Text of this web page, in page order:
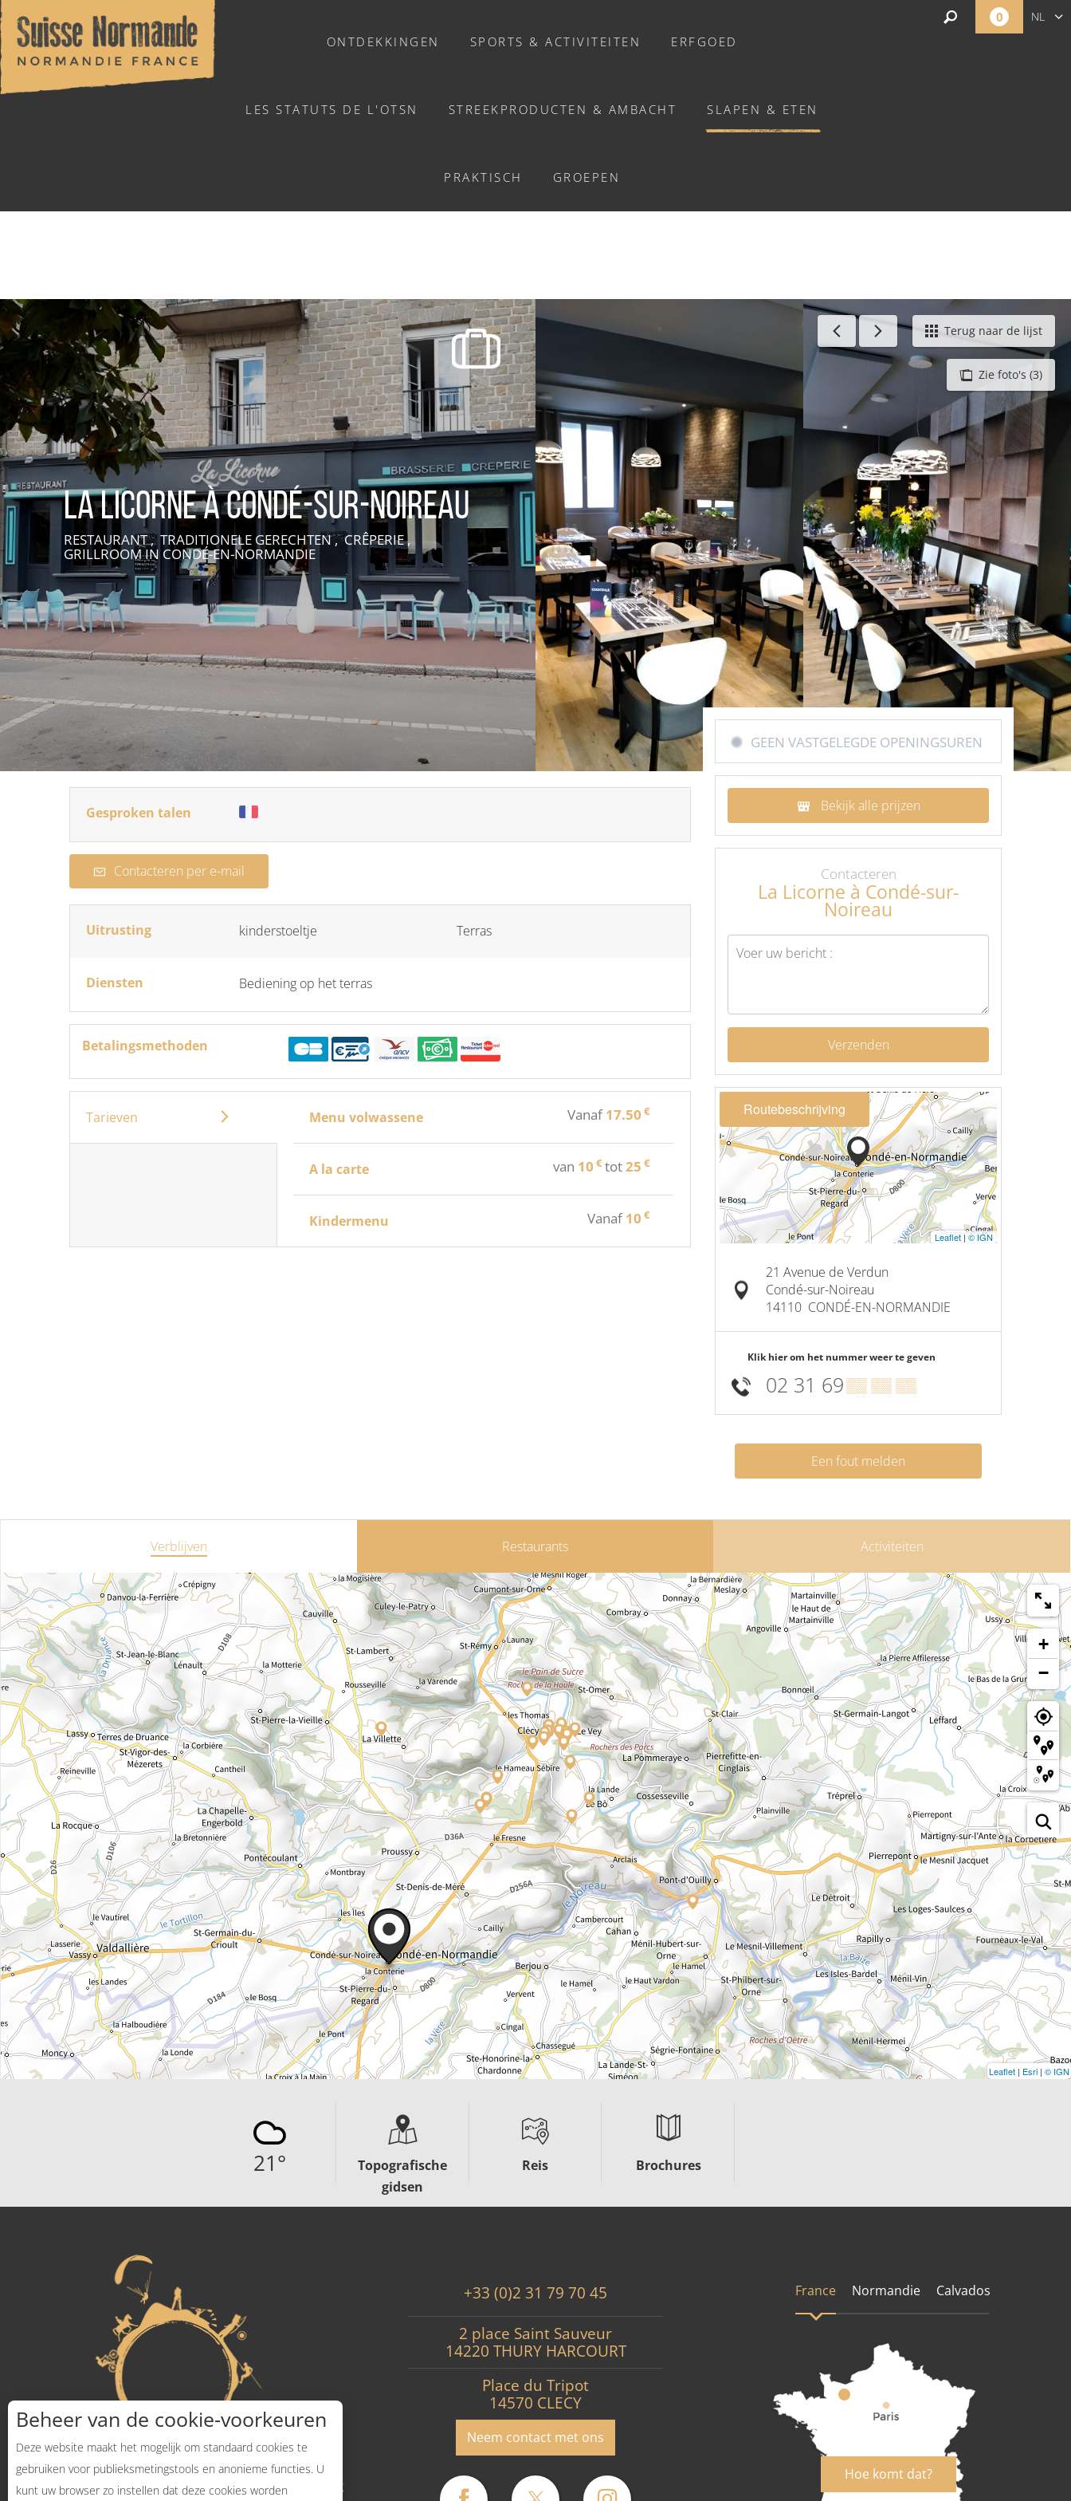
ONTDEKKINGEN SPORTS & ACTIVITEITEN ERFGOED
LES STATUTS DE L'OTSN STREEKPRODUCTEN & AMBACHT SLAPEN & ETEN
Recepten van de chef
Restaurants
VERHUUR VAN ZALEN
PRAKTISCH GROEPEN
0 NL
LA LICORNE À CONDÉ-SUR-NOIREAU - CONDÉ-EN-NORMANDIE
Home Slapen & eten /Eten /Restaurants/La Licorne à Condé-sur-Noireau - Condé-en-Normandie
Zie foto's (3)
Terug naar de lijst
La Licorne à Condé-sur-Noireau
RESTAURANT , TRADITIONELE GERECHTEN , CRÊPERIE ,
GRILLROOMIN CONDÉ-EN-NORMANDIE
Gesproken talen
Contacteren per e-mail
Uitrusting kinderstoeltje Terras
Diensten Bediening op het terras
Betalingsmethoden
Tarieven Menu volwassene Vanaf17.50 €
A la carte van 10 € tot25 €
Kindermenu Vanaf10 €
GEEN VASTGELEGDE OPENINGSUREN
Bekijk alle prijzen
Contacteren
La Licorne à Condé-sur-
Noireau
Verzenden
Routebeschrijving
Leaflet | © IGN
21 Avenue de Verdun
Condé-sur-Noireau
14110 CONDÉ-EN-NORMANDIE
Klik hier om het nummer weer te geven
02 31 69▒▒ ▒▒ ▒▒
Een fout melden
Verblijven Restaurants Activiteiten
+
−
Leaflet | Esri | © IGN
21°
Topografische
gidsen
Reis Brochures
+33 (0)2 31 79 70 45
2 place Saint Sauveur
14220 THURY HARCOURT
Place du Tripot
14570 CLECY
Neem contact met ons
France Normandie Calvados
Hoe komt dat?
Beheer van de cookie-voorkeuren
Deze website maakt het mogelijk om standaard cookies te
gebruiken voor publieksmetingstools en anonieme functies. U
kunt uw browser zo instellen dat deze cookies worden